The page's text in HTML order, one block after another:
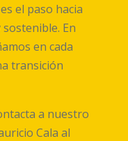
el paso hacia
En
en cada
transición
a nuestro
Cala al